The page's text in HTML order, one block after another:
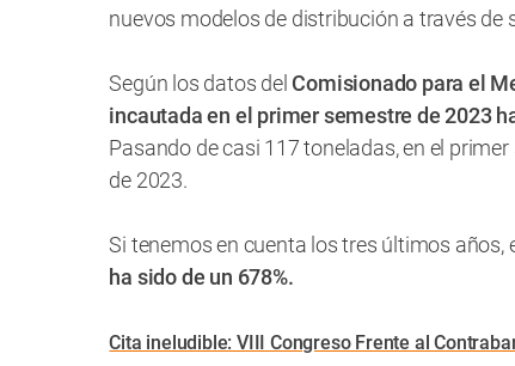
nuevos modelos de distribución a través de
Según los datos del Comisionado para el
incautada en el primer semestre de 2023
Pasando de casi 117 toneladas, en el
de 2023.
Si tenemos en cuenta los tres últimos
ha sido de un 678%.
Cita ineludible: VIII Congreso Frente al